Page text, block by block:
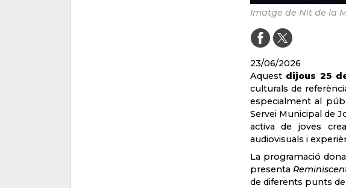
Imatge de Nit de la
23/06/2026
Aquest dijous 25
culturals de
especialment al
Servei Municipal de
activa de joves
audiovisuals i
La programació
presenta
de diferents punts